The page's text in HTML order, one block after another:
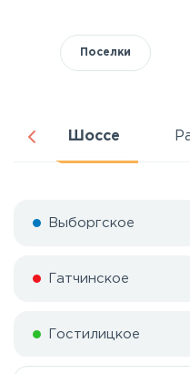
Поселки
Шоссе
Выборгское
Гатчинское
Гостилицкое